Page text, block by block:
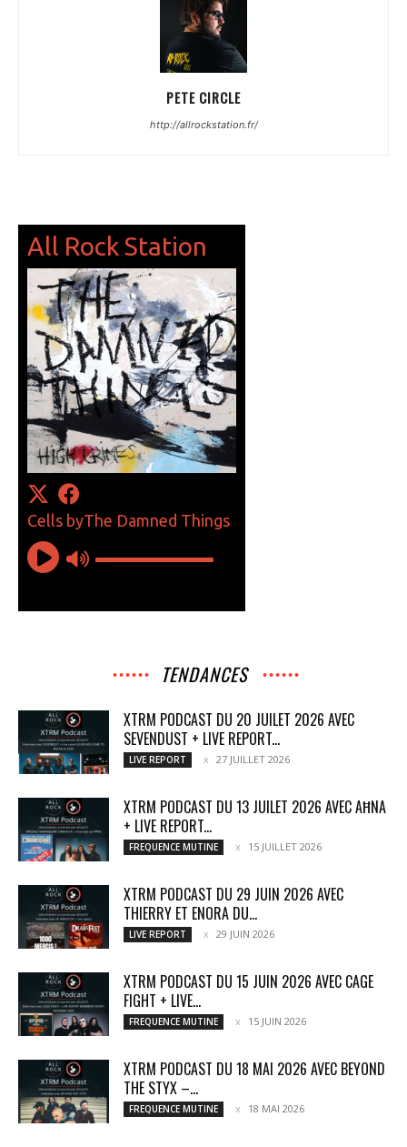
PETE CIRCLE
http://allrockstation.fr/
TENDANCES
XTRM PODCAST DU 20 JUILET 2026 AVEC
SEVENDUST + LIVE REPORT...
LIVE REPORT 27 JUILLET 2026
XTRM PODCAST DU 13 JUILET 2026 AVEC AĦNA
+ LIVE REPORT...
FREQUENCE MUTINE 15 JUILLET 2026
XTRM PODCAST DU 29 JUIN 2026 AVEC
THIERRY ET ENORA DU...
LIVE REPORT 29 JUIN 2026
XTRM PODCAST DU 15 JUIN 2026 AVEC CAGE
FIGHT + LIVE...
FREQUENCE MUTINE 15 JUIN 2026
XTRM PODCAST DU 18 MAI 2026 AVEC BEYOND
THE STYX –...
FREQUENCE MUTINE 18 MAI 2026